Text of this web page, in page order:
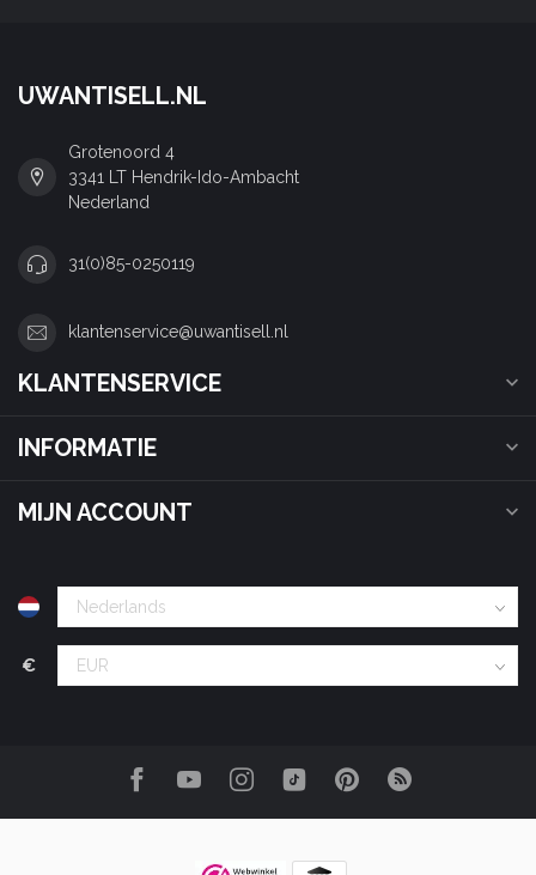
UWANTISELL.NL
Grotenoord 4
3341 LT Hendrik-Ido-Ambacht
Nederland
31(0)85-0250119
klantenservice@uwantisell.nl
KLANTENSERVICE
INFORMATIE
MIJN ACCOUNT
€